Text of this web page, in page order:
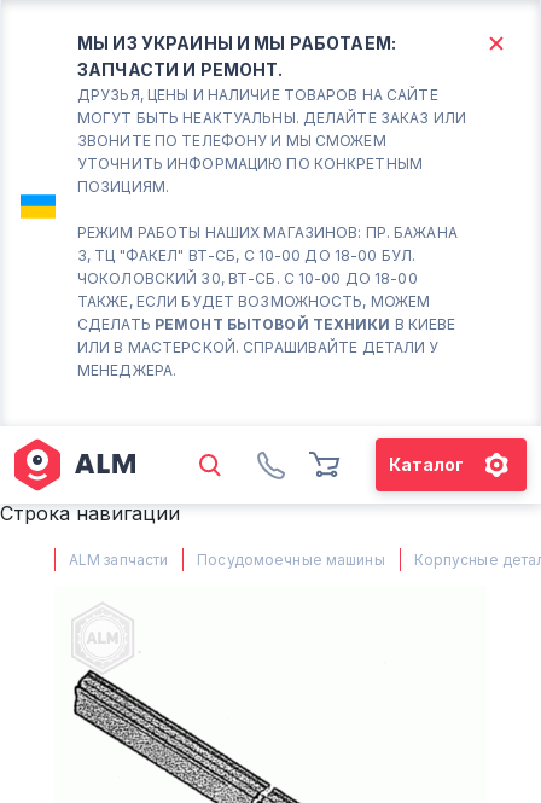
МЫ ИЗ УКРАИНЫ И МЫ РАБОТАЕМ:
ЗАПЧАСТИ И РЕМОНТ.
ДРУЗЬЯ, ЦЕНЫ И НАЛИЧИЕ ТОВАРОВ НА САЙТЕ
МОГУТ БЫТЬ НЕАКТУАЛЬНЫ. ДЕЛАЙТЕ ЗАКАЗ ИЛИ
ЗВОНИТЕ ПО ТЕЛЕФОНУ И МЫ СМОЖЕМ
УТОЧНИТЬ ИНФОРМАЦИЮ ПО КОНКРЕТНЫМ
ПОЗИЦИЯМ.
РЕЖИМ РАБОТЫ НАШИХ МАГАЗИНОВ: ПР. БАЖАНА
3, ТЦ "ФАКЕЛ" ВТ-СБ, С 10-00 ДО 18-00 БУЛ.
ЧОКОЛОВСКИЙ 30, ВТ-СБ. С 10-00 ДО 18-00
ТАКЖЕ, ЕСЛИ БУДЕТ ВОЗМОЖНОСТЬ, МОЖЕМ
СДЕЛАТЬ РЕМОНТ БЫТОВОЙ ТЕХНИКИ В КИЕВЕ
ИЛИ В МАСТЕРСКОЙ. СПРАШИВАЙТЕ ДЕТАЛИ У
МЕНЕДЖЕРА.
Каталог
КИЕВ БОРИСПОЛЬ
Вт.- Сб.
10:00 - 18:00
Соломенский район - ВТ-
СБ. с 10-00 до 18-00
(098) 672 76 42
(063) 722 37 14
М. ХАРЬКОВСКАЯ - ВТ-СБ, С
(067) 385 27 70
(063) 527 27 00
(044) 332 76 42
Строка навигации
ALM запчасти Посудомоечные машины Корпусные